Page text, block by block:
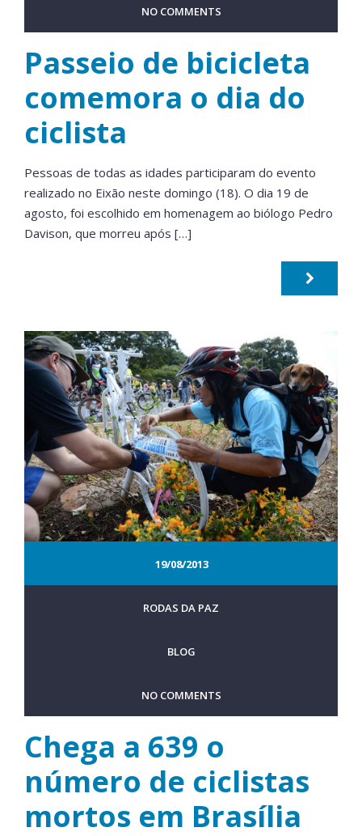
NO COMMENTS
Passeio de bicicleta
comemora o dia do
ciclista
Pessoas de todas as idades participaram do evento
realizado no Eixão neste domingo (18). O dia 19 de
agosto, foi escolhido em homenagem ao biólogo Pedro
Davison, que morreu após […]
19/08/2013
RODAS DA PAZ
BLOG
NO COMMENTS
Chega a 639 o
número de ciclistas
mortos em Brasília